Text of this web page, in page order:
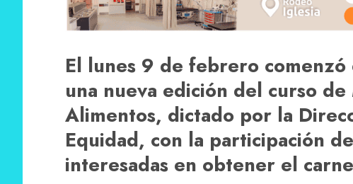
El lunes 9 de febrero comenzó
una nueva edición del curso
Alimentos, dictado por la
Equidad, con la participación
interesadas en obtener el